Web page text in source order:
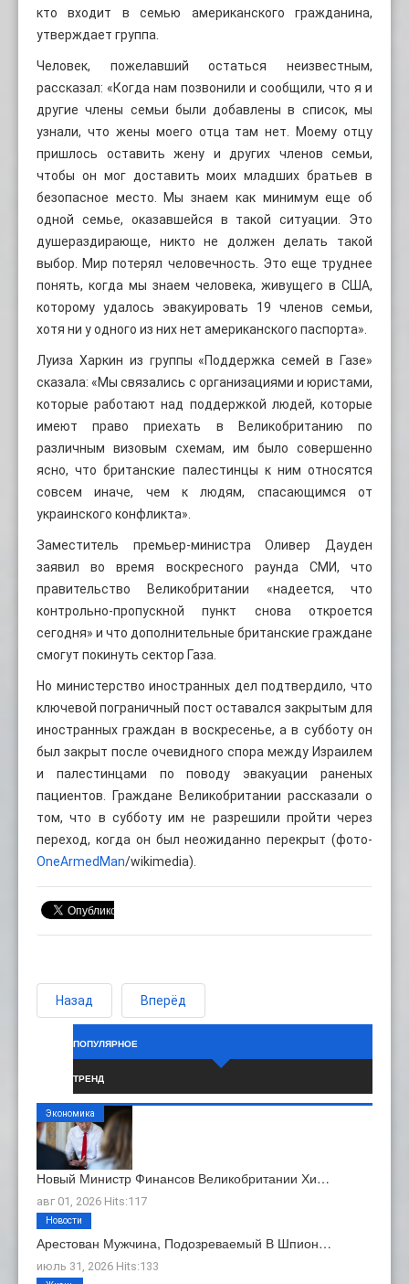
кто входит в семью американского гражданина,
утверждает группа.
Человек, пожелавший остаться неизвестным,
рассказал: «Когда нам позвонили и сообщили, что я и
другие члены семьи были добавлены в список, мы
узнали, что жены моего отца там нет. Моему отцу
пришлось оставить жену и других членов семьи,
чтобы он мог доставить моих младших братьев в
безопасное место. Мы знаем как минимум еще об
одной семье, оказавшейся в такой ситуации. Это
душераздирающе, никто не должен делать такой
выбор. Мир потерял человечность. Это еще труднее
понять, когда мы знаем человека, живущего в США,
которому удалось эвакуировать 19 членов семьи,
хотя ни у одного из них нет американского паспорта».
Луиза Харкин из группы «Поддержка семей в Газе»
сказала: «Мы связались с организациями и юристами,
которые работают над поддержкой людей, которые
имеют право приехать в Великобританию по
различным визовым схемам, им было совершенно
ясно, что британские палестинцы к ним относятся
совсем иначе, чем к людям, спасающимся от
украинского конфликта».
Заместитель премьер-министра Оливер Дауден
заявил во время воскресного раунда СМИ, что
правительство Великобритании «надеется, что
контрольно-пропускной пункт снова откроется
сегодня» и что дополнительные британские граждане
смогут покинуть сектор Газа.
Но министерство иностранных дел подтвердило, что
ключевой пограничный пост оставался закрытым для
иностранных граждан в воскресенье, а в субботу он
был закрыт после очевидного спора между Израилем
и палестинцами по поводу эвакуации раненых
пациентов. Граждане Великобритании рассказали о
том, что в субботу им не разрешили пройти через
переход, когда он был неожиданно перекрыт (фото-
OneArmedMan/wikimedia).
Назад Вперёд
ПОПУЛЯРНОЕ
ТРЕНД
Новый Министр Финансов Великобритании Хи…
авг 01, 2026 Hits:117
Экономика
Арестован Мужчина, Подозреваемый В Шпион…
июль 31, 2026 Hits:133
Новости